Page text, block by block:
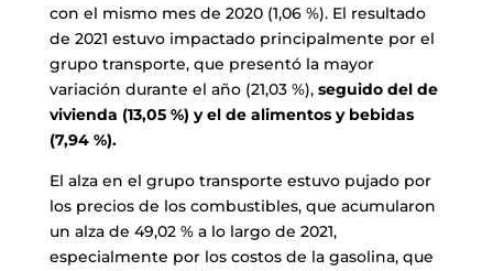
con el mismo mes de 2020 (1,06 %). El resultado
de 2021 estuvo impactado principalmente por el
grupo transporte, que presentó la mayor
variación durante el año (21,03 %), seguido del de
vivienda (13,05 %) y el de alimentos y bebidas
(7,94 %).
El alza en el grupo transporte estuvo pujado por
los precios de los combustibles, que acumularon
un alza de 49,02 % a lo largo de 2021,
especialmente por los costos de la gasolina, que